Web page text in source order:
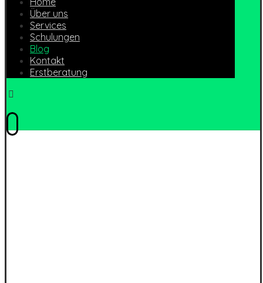
Über uns
Services
Schulungen
Blog
Kontakt
Erstberatung